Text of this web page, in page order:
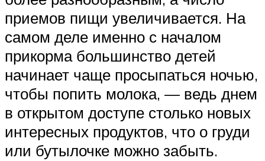
приемов пищи увеличивается. На
самом деле именно с началом
прикорма большинство детей
начинает чаще просыпаться ночью,
чтобы попить молока, — ведь днем
в открытом доступе столько новых
интересных продуктов, что о груди
или бутылочке можно забыть.